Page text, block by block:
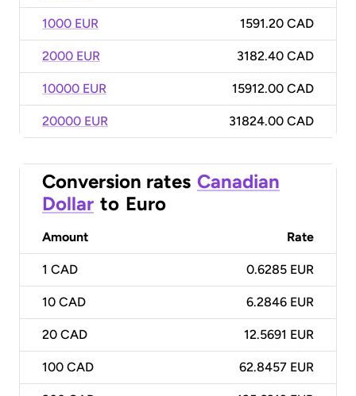
1000 EUR 1591.20 CAD
2000 EUR 3182.40 CAD
10000 EUR 15912.00 CAD
20000 EUR 31824.00 CAD
Conversion rates Canadian
Dollar to Euro
Amount Rate
1 CAD 0.6285 EUR
10 CAD 6.2846 EUR
20 CAD 12.5691 EUR
100 CAD 62.8457 EUR